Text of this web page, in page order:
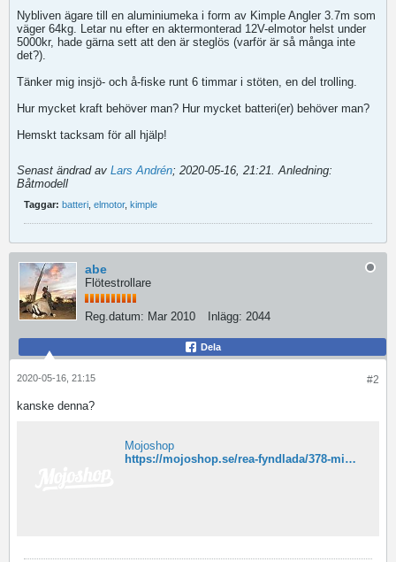
Nybliven ägare till en aluminiumeka i form av Kimple Angler 3.7m som
väger 64kg. Letar nu efter en aktermonterad 12V-elmotor helst under
5000kr, hade gärna sett att den är steglös (varför är så många inte
det?).
Tänker mig insjö- och å-fiske runt 6 timmar i stöten, en del trolling.
Hur mycket kraft behöver man? Hur mycket batteri(er) behöver man?
Hemskt tacksam för all hjälp!
Senast ändrad av Lars Andrén; 2020-05-16, 21:21.Anledning:
Båtmodell
Taggar: batteri elmotor, kimple
abe
Flötestrollare
Reg.datum: Mar 2010 Inlägg: 2044
Dela
#2
2020-05-16, 21:15
kanske denna?
Mojoshop
https://mojoshop.se/rea-fyndlada/378-minnkota-edge-45lb-12v.html